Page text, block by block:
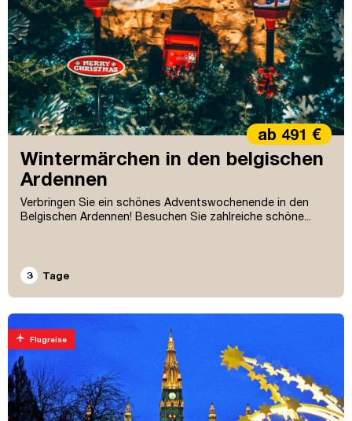
Wintermärchen in den belgischen
Ardennen
Verbringen Sie ein schönes Adventswochenende in den
Belgischen Ardennen! Besuchen Sie zahlreiche schöne...
ab 491 €
3 Tage
flight Flugreise